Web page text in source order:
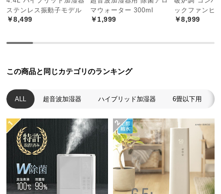
に
搬
経
路
に
つ
い
て
返
品・
ステンレス振動子モデル
￥8,499
マウォーター 300ml
￥1,999
ックファンヒ
￥8,999
この商品と同じカテゴリのランキング
ALL 超音波加湿器 ハイブリッド加湿器 6畳以下用